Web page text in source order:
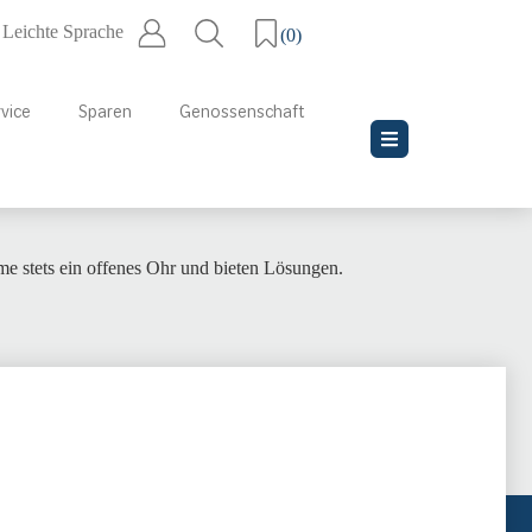
Leichte Sprache (0)
Sparen Genossenschaft
stets ein offenes Ohr und bieten Lösungen.